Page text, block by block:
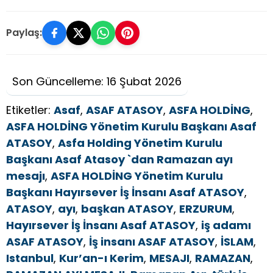
Paylaş:
Son Güncelleme: 16 Şubat 2026
Etiketler: Asaf, ASAF ATASOY, ASFA HOLDİNG,
ASFA HOLDİNG Yönetim Kurulu Başkanı Asaf
ATASOY, Asfa Holding Yönetim Kurulu
Başkanı Asaf Atasoy `dan Ramazan ayı
mesajı, ASFA HOLDİNG Yönetim Kurulu
Başkanı Hayırsever İş İnsanı Asaf ATASOY,
ATASOY, ayı, başkan ATASOY, ERZURUM,
Hayırsever İş İnsanı Asaf ATASOY, iş adamı
ASAF ATASOY, İş insanı ASAF ATASOY, İSLAM,
Istanbul, Kur’an-ı Kerim, MESAJI, RAMAZAN,